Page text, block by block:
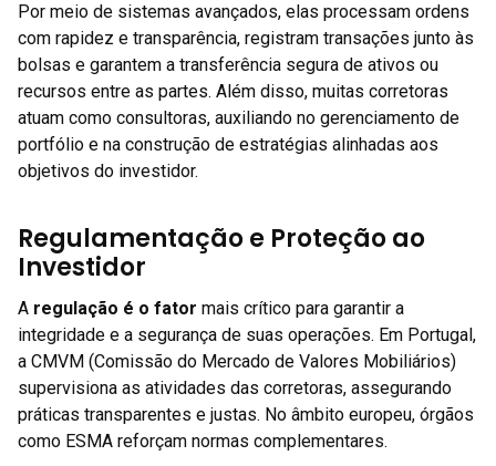
Por meio de sistemas avançados, elas processam ordens
com rapidez e transparência, registram transações junto às
bolsas e garantem a transferência segura de ativos ou
recursos entre as partes. Além disso, muitas corretoras
atuam como consultoras, auxiliando no gerenciamento de
portfólio e na construção de estratégias alinhadas aos
objetivos do investidor.
Regulamentação e Proteção ao
Investidor
A regulação é o fator mais crítico para garantir a
integridade e a segurança de suas operações. Em Portugal,
a CMVM (Comissão do Mercado de Valores Mobiliários)
supervisiona as atividades das corretoras, assegurando
práticas transparentes e justas. No âmbito europeu, órgãos
como ESMA reforçam normas complementares.